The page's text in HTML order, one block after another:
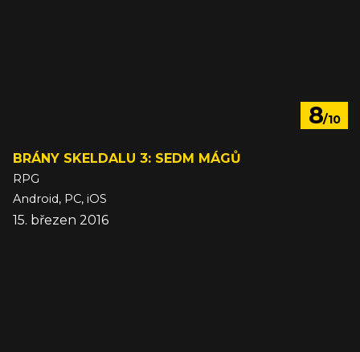
8/10
BRÁNY SKELDALU 3: SEDM MÁGŮ
RPG
Android, PC, iOS
15. březen 2016